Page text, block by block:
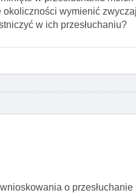
okoliczności wymienić
w ich przesłuchaniu?
o przesłuchanie